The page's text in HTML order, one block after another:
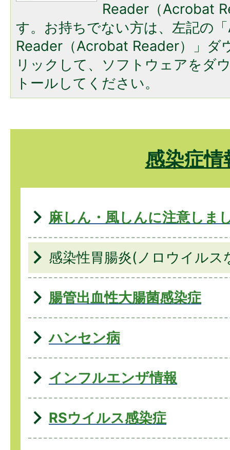
Reader（Acrobat
す。お持ちでない方は、左記の
Reader（Acrobat Reader）」ダ
リックして、ソフトウェアをダ
トールしてください。
感染症情
麻しん・風しんに注意しま
感染性胃腸炎(ノロウイルス
腸管出血性大腸菌感染症
ハンセン病
インフルエンザ情報
RSウイルス感染症